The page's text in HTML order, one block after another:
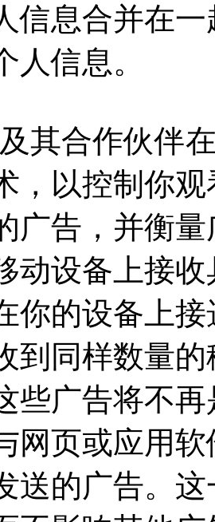
信息合并在
人信息。
其合作伙伴
，以控制你
广告，并衡
动设备上接
你的设备上
到同样数量
些广告将不
网页或应用
送的广告。